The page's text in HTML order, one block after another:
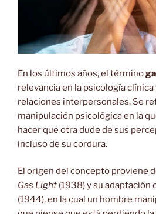
En los últimos años, el término
relevancia en la psicología
relaciones interpersonales. Se
manipulación psicológica en la
hacer que otra dude de sus
incluso de su cordura.
El origen del concepto proviene
Gas Light (1938) y su adaptación
(1944), en la cual un hombre